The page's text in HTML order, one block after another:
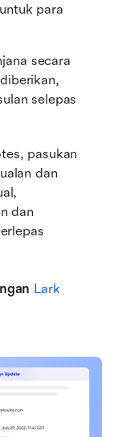
para
secara
selepas
pasukan
dan
dan
Lark